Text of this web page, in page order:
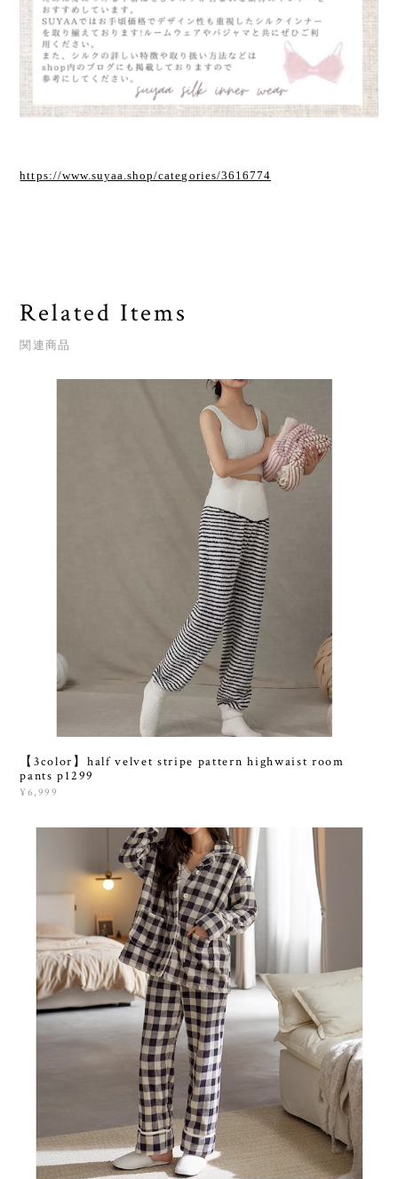
https://www.suyaa.shop/categories/3616774
Related Items
関連商品
【3color】half velvet stripe pattern highwaist room
pants p1299
¥6,999